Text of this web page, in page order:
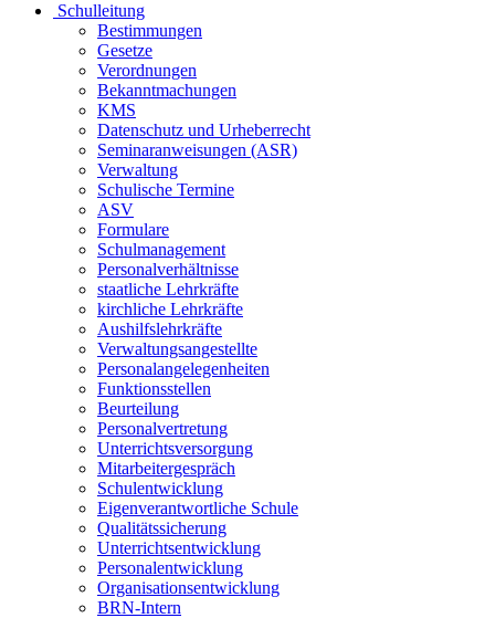
Schulleitung
Bestimmungen
Gesetze
Verordnungen
Bekanntmachungen
KMS
Datenschutz und Urheberrecht
Seminaranweisungen (ASR)
Verwaltung
Schulische Termine
ASV
Formulare
Schulmanagement
Personalverhältnisse
staatliche Lehrkräfte
kirchliche Lehrkräfte
Aushilfslehrkräfte
Verwaltungsangestellte
Personalangelegenheiten
Funktionsstellen
Beurteilung
Personalvertretung
Unterrichtsversorgung
Mitarbeitergespräch
Schulentwicklung
Eigenverantwortliche Schule
Qualitätssicherung
Unterrichtsentwicklung
Personalentwicklung
Organisationsentwicklung
BRN-Intern